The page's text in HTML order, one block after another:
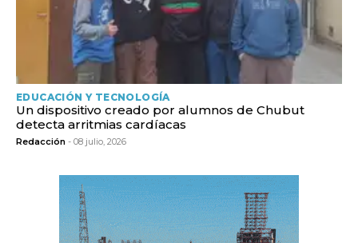
EDUCACIÓN Y TECNOLOGÍA
Un dispositivo creado por alumnos de Chubut
detecta arritmias cardíacas
Redacción - 08 julio, 2026